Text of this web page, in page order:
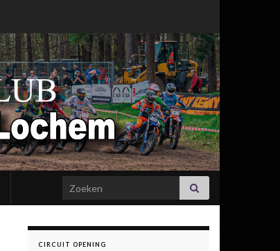
Search for:
CIRCUIT OPENING